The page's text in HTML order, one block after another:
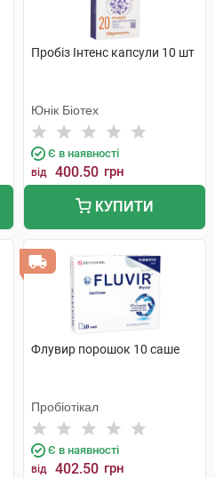
Пробіз Інтенс капсули 10 шт
Юнік Біотех
Є в наявності
від 400.50 грн
КУПИТИ
Флувир порошок 10 саше
Пробіотікал
Є в наявності
від 402.50 грн